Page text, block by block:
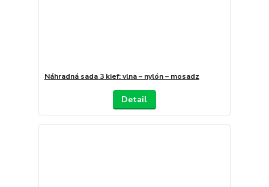
Náhradná sada 3 kief: vlna – nylón – mosadz
Detail